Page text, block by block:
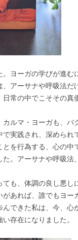
ヨーガの学びが進む
アーサナや呼吸法だ
常の中でこそその真
ルマ・ヨーガも、バ
実践され、深められ
を行為する、心の中
。アーサナや呼吸法
も、体調の良し悪し
あれば、誰でもヨー
できた私は、今、心
存在になりました。